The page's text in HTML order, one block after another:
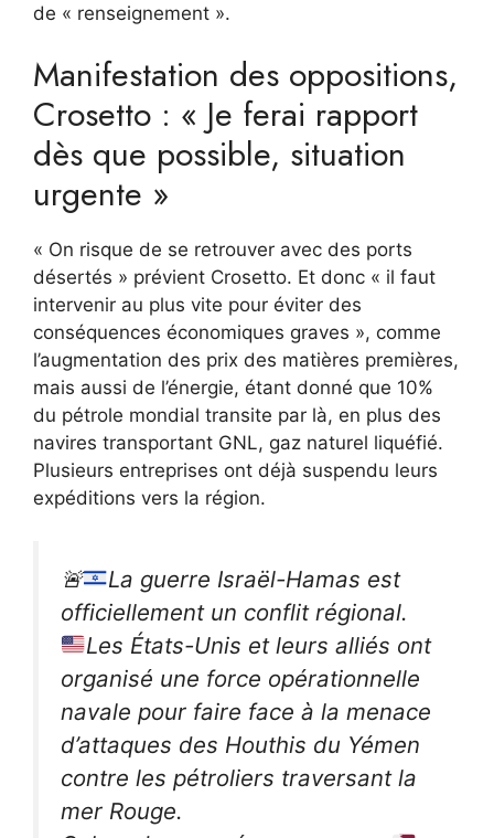
de « renseignement ».
Manifestation des oppositions,
Crosetto : « Je ferai rapport
dès que possible, situation
urgente »
« On risque de se retrouver avec des ports
désertés » prévient Crosetto. Et donc « il faut
intervenir au plus vite pour éviter des
conséquences économiques graves », comme
l’augmentation des prix des matières premières,
mais aussi de l’énergie, étant donné que 10%
du pétrole mondial transite par là, en plus des
navires transportant GNL, gaz naturel liquéfié.
Plusieurs entreprises ont déjà suspendu leurs
expéditions vers la région.
🚨
La guerre Israël-Hamas est
officiellement un conflit régional.
Les États-Unis et leurs alliés ont
organisé une force opérationnelle
navale pour faire face à la menace
d’attaques des Houthis du Yémen
contre les pétroliers traversant la
mer Rouge.